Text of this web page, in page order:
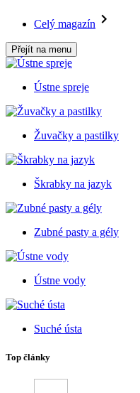
Celý magazín
Přejít na menu
Ústne spreje
Žuvačky a pastilky
Škrabky na jazyk
Zubné pasty a gély
Ústne vody
Suché ústa
Top články